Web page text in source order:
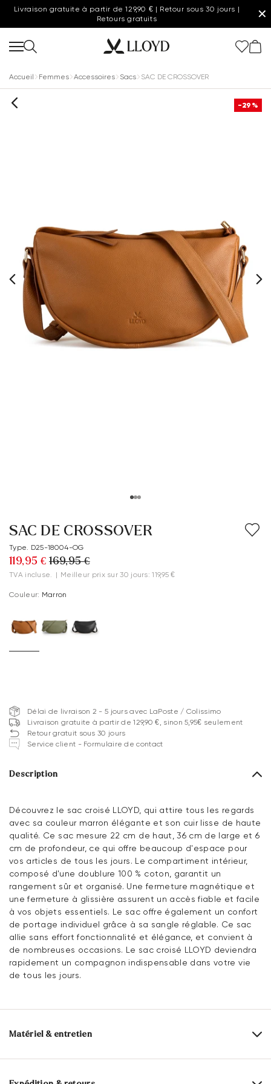
Livraison gratuite à partir de 129,90 € | Retour sous 30 jours |
Retours gratuits
✕
Accueil Femmes Accessoires Sacs SAC DE CROSSOVER
-29%
SAC DE CROSSOVER
Type. D25-18004-OG
119,95 € 169,95 €
TVA incluse. | Meilleur prix sur 30 jours: 119,95 €
Couleur: Marron
Délai de livraison 2 - 5 jours avec LaPoste / Colissimo
Livraison gratuite à partir de 129,90 €, sinon 5,95€ seulement
Retour gratuit sous 30 jours
Service client - Formulaire de contact
Description
Découvrez le sac croisé LLOYD, qui attire tous les regards
avec sa couleur marron élégante et son cuir lisse de haute
qualité. Ce sac mesure 22 cm de haut, 36 cm de large et 6
cm de profondeur, ce qui offre beaucoup d'espace pour
vos articles de tous les jours. Le compartiment intérieur,
composé d'une doublure 100 % coton, garantit un
rangement sûr et organisé. Une fermeture magnétique et
une fermeture à glissière assurent un accès fiable et facile
à vos objets essentiels. Le sac offre également un confort
de portage individuel grâce à sa sangle réglable. Ce sac
allie sans effort fonctionnalité et élégance, et convient à
de nombreuses occasions. Le sac croisé LLOYD deviendra
rapidement un compagnon indispensable dans votre vie
de tous les jours.
Matériel & entretien
Dessus: Cuir lisse